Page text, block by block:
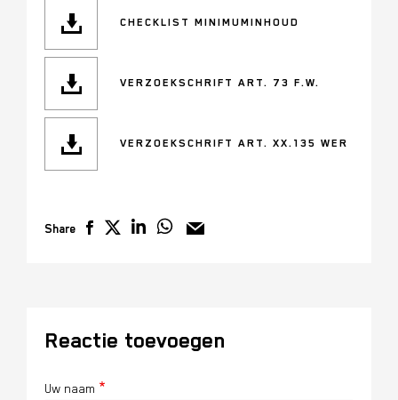
CHECKLIST MINIMUMINHOUD
VERZOEKSCHRIFT ART. 73 F.W.
VERZOEKSCHRIFT ART. XX.135 WER
Share
Reactie toevoegen
Uw naam